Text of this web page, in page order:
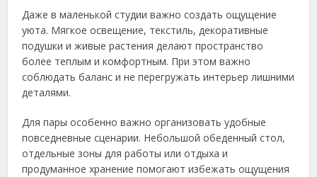
Даже в маленькой студии важно создать ощущение
уюта. Мягкое освещение, текстиль, декоративные
подушки и живые растения делают пространство
более теплым и комфортным. При этом важно
соблюдать баланс и не перегружать интерьер лишними
деталями.
Для пары особенно важно организовать удобные
повседневные сценарии. Небольшой обеденный стол,
отдельные зоны для работы или отдыха и
продуманное хранение помогают избежать ощущения